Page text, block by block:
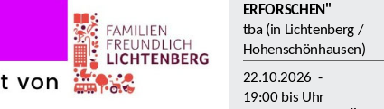
ERFORSCHEN"
tba (in Lichtenberg /
Hohenschönhausen)
22.10.2026 -
19:00bis Uhr